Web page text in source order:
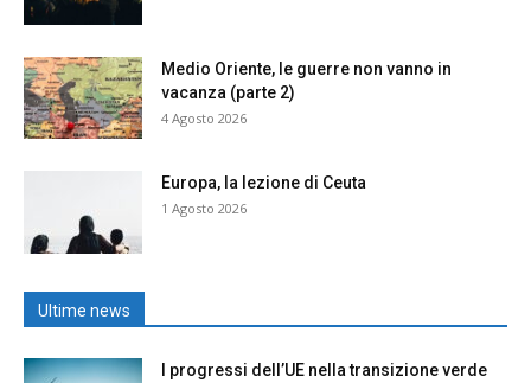
Medio Oriente, le guerre non vanno in
vacanza (parte 2)
4 Agosto 2026
Europa, la lezione di Ceuta
1 Agosto 2026
Ultime news
I progressi dell’UE nella transizione verde